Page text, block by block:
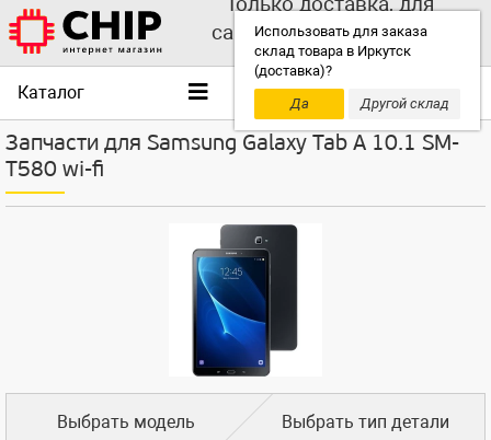
Использовать для заказа
склад товара в Иркутск
(доставка)?
Да
Другой склад
самовывоза выбирайте
другой склад!
Каталог
Запчасти для Samsung Galaxy Tab A 10.1 SM-
T580 wi-fi
Выбрать модель Выбрать тип детали